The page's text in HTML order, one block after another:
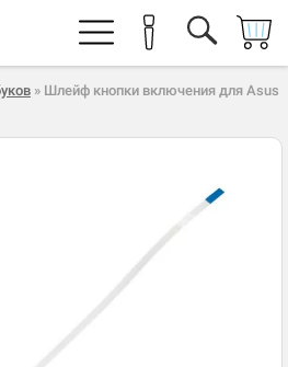
» Шлейф кнопки включения для Asus